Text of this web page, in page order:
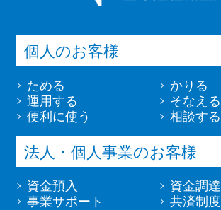
個人のお客様
ためる
かりる
運用する
そなえる
便利に使う
相談する
法人・個人事業のお客様
資金預入
資金調達
事業サポート
共済制度